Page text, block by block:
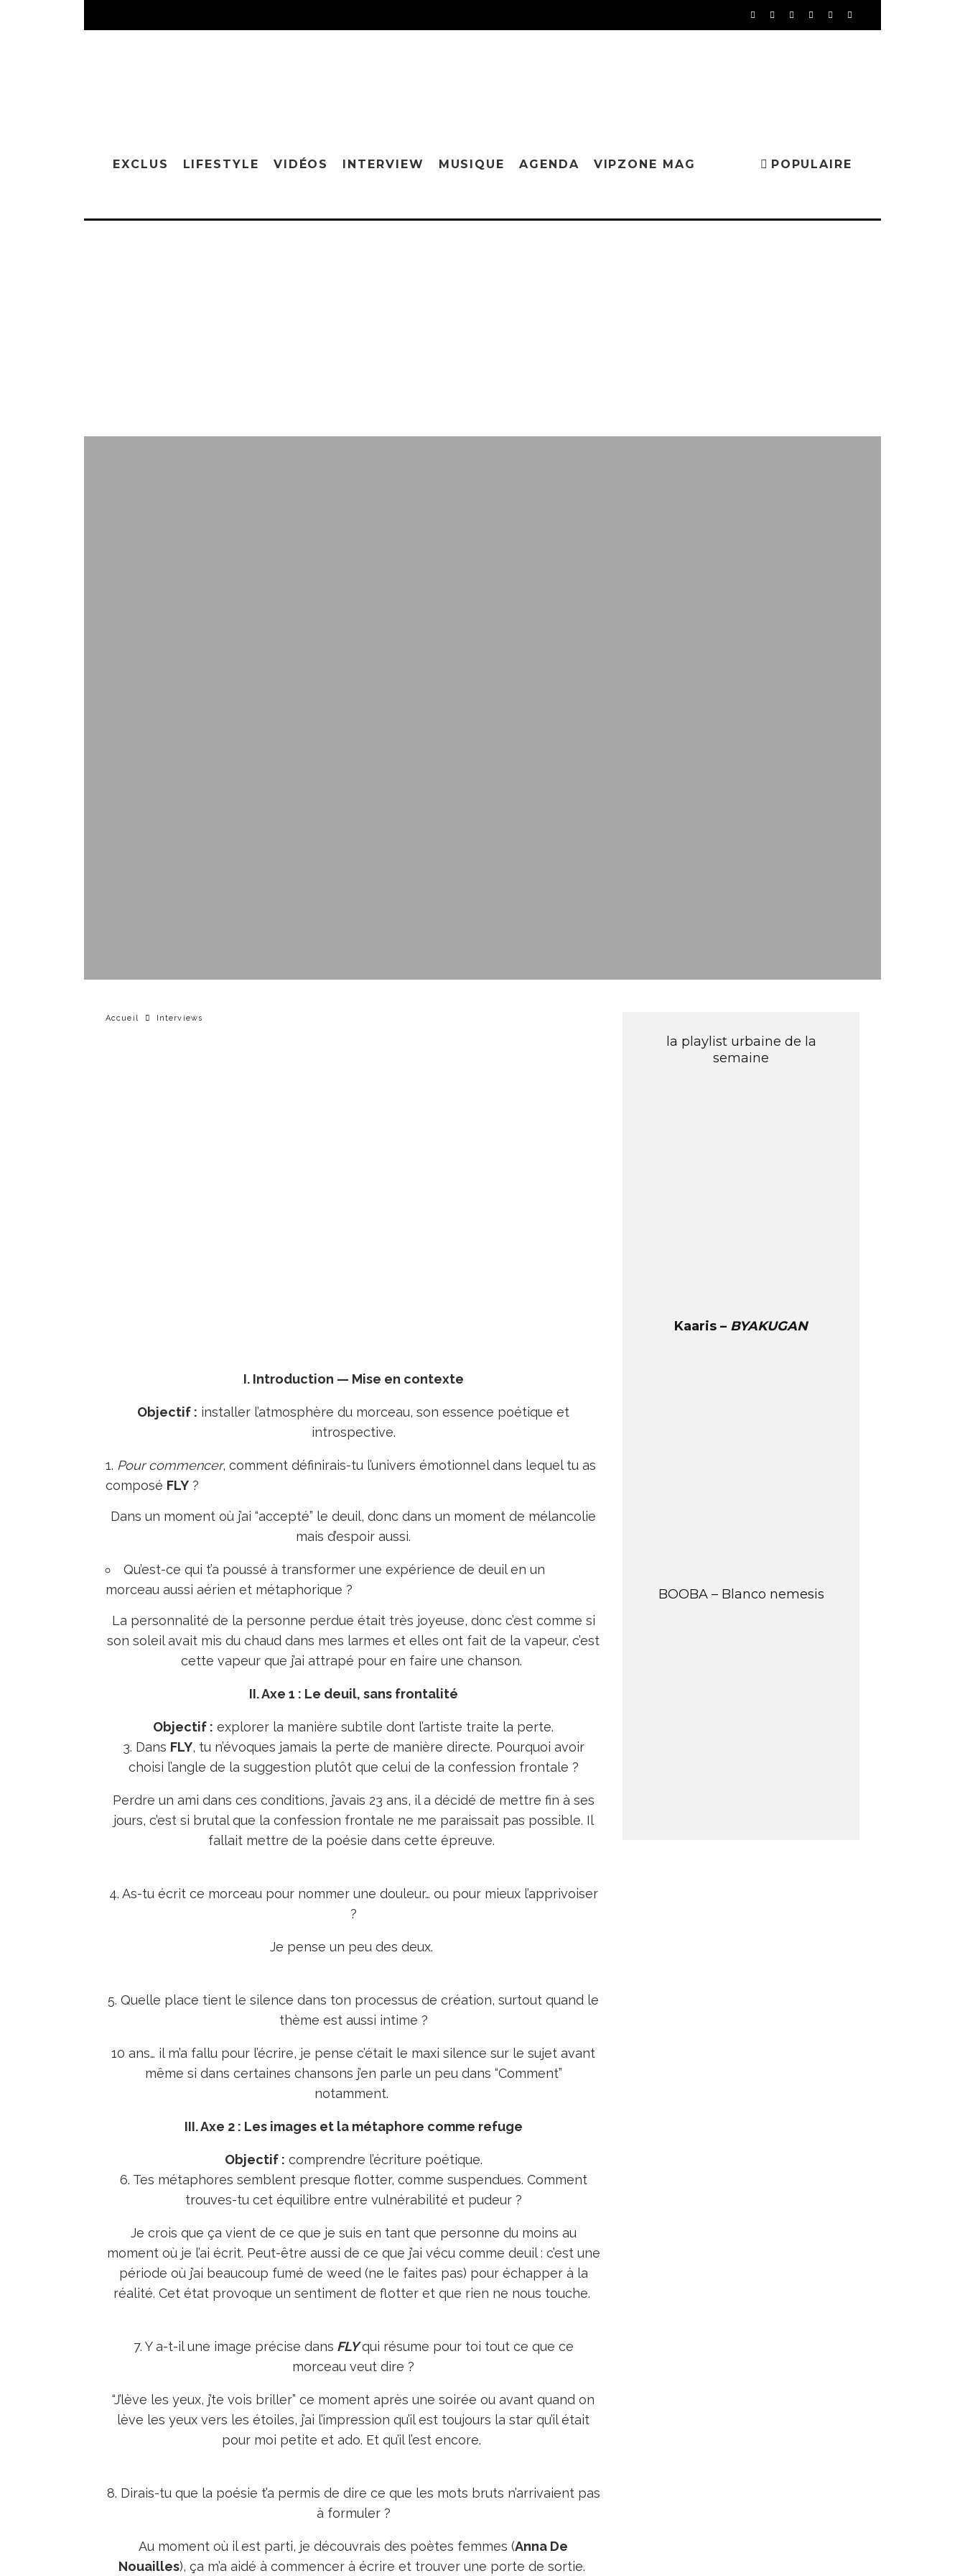
EXCLUS LIFESTYLE VIDÉOS INTERVIEW MUSIQUE AGENDA VIPZONE MAG POPULAIRE
Accueil Interviews
I. Introduction — Mise en contexte
Objectif : installer l’atmosphère du morceau, son essence poétique et
introspective.
Pour commencer, comment définirais-tu l’univers émotionnel dans lequel tu as
composé FLY ?
Dans un moment où j’ai “accepté” le deuil, donc dans un moment de mélancolie
mais d’espoir aussi.
Qu’est-ce qui t’a poussé à transformer une expérience de deuil en un
morceau aussi aérien et métaphorique ?
La personnalité de la personne perdue était très joyeuse, donc c’est comme si
son soleil avait mis du chaud dans mes larmes et elles ont fait de la vapeur, c’est
cette vapeur que j’ai attrapé pour en faire une chanson.
II. Axe 1 : Le deuil, sans frontalité
Objectif : explorer la manière subtile dont l’artiste traite la perte.
3. Dans FLY, tu n’évoques jamais la perte de manière directe. Pourquoi avoir
choisi l’angle de la suggestion plutôt que celui de la confession frontale ?
Perdre un ami dans ces conditions, j’avais 23 ans, il a décidé de mettre fin à ses
jours, c’est si brutal que la confession frontale ne me paraissait pas possible. Il
fallait mettre de la poésie dans cette épreuve.
4. As-tu écrit ce morceau pour nommer une douleur… ou pour mieux l’apprivoiser
?
Je pense un peu des deux.
5. Quelle place tient le silence dans ton processus de création, surtout quand le
thème est aussi intime ?
10 ans… il m’a fallu pour l’écrire, je pense c’était le maxi silence sur le sujet avant
même si dans certaines chansons j’en parle un peu dans “Comment”
notamment.
III. Axe 2 : Les images et la métaphore comme refuge
Objectif : comprendre l’écriture poétique.
6. Tes métaphores semblent presque flotter, comme suspendues. Comment
trouves-tu cet équilibre entre vulnérabilité et pudeur ?
Je crois que ça vient de ce que je suis en tant que personne du moins au
moment où je l’ai écrit. Peut-être aussi de ce que j’ai vécu comme deuil : c’est une
période où j’ai beaucoup fumé de weed (ne le faites pas) pour échapper à la
réalité. Cet état provoque un sentiment de flotter et que rien ne nous touche.
7. Y a-t-il une image précise dans FLY qui résume pour toi tout ce que ce
morceau veut dire ?
“J’lève les yeux, j’te vois briller” ce moment après une soirée ou avant quand on
lève les yeux vers les étoiles, j’ai l’impression qu’il est toujours la star qu’il était
pour moi petite et ado. Et qu’il l’est encore.
8. Dirais-tu que la poésie t’a permis de dire ce que les mots bruts n’arrivaient pas
à formuler ?
Au moment où il est parti, je découvrais des poètes femmes (Anna De
Nouailles), ça m’a aidé à commencer à écrire et trouver une porte de sortie.
la playlist urbaine de la
semaine
Kaaris – BYAKUGAN
BOOBA – Blanco nemesis